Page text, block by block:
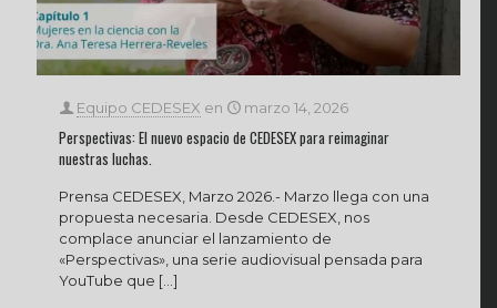
Equipo CEDESEX en marzo 14, 2026
Perspectivas: El nuevo espacio de CEDESEX para reimaginar
nuestras luchas.
Prensa CEDESEX, Marzo 2026.- Marzo llega con una
propuesta necesaria. Desde CEDESEX, nos
complace anunciar el lanzamiento de
«Perspectivas», una serie audiovisual pensada para
YouTube que […]